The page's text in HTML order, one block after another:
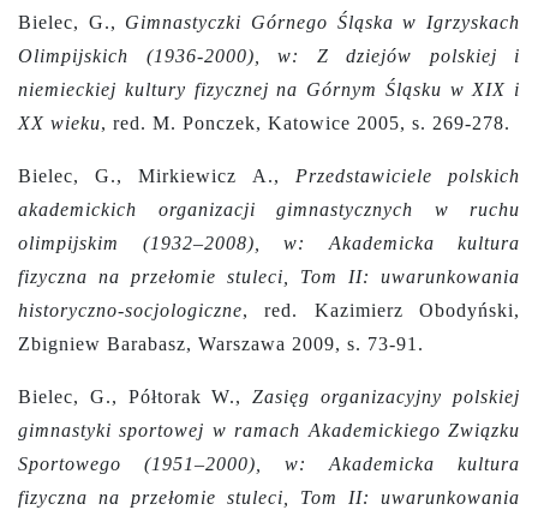
Bielec, G., Gimnastyczki Górnego Śląska w Igrzyskach
Olimpijskich (1936-2000), w: Z dziejów polskiej i
niemieckiej kultury fizycznej na Górnym Śląsku w XIX i
XX wieku, red. M. Ponczek, Katowice 2005, s. 269-278.
Bielec, G., Mirkiewicz A., Przedstawiciele polskich
akademickich organizacji gimnastycznych w ruchu
olimpijskim (1932–2008), w: Akademicka kultura
fizyczna na przełomie stuleci, Tom II: uwarunkowania
historyczno-socjologiczne,
red. Kazimierz Obodyński,
Zbigniew Barabasz, Warszawa 2009, s. 73-91.
Bielec, G., Półtorak W.,Zasięg organizacyjny polskiej
gimnastyki sportowej w ramach Akademickiego Związku
Sportowego (1951–2000), w: Akademicka kultura
fizyczna na przełomie stuleci, Tom II: uwarunkowania